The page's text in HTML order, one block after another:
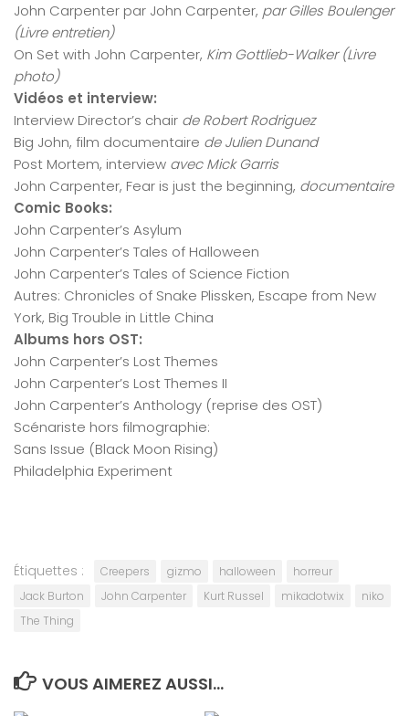
John Carpenter par John Carpenter, par Gilles Boulenger
(Livre entretien)
On Set with John Carpenter, Kim Gottlieb-Walker (Livre
photo)
Vidéos et interview:
Interview Director’s chair de Robert Rodriguez
Big John, film documentaire de Julien Dunand
Post Mortem, interview avec Mick Garris
John Carpenter, Fear is just the beginning, documentaire
Comic Books:
John Carpenter’s Asylum
John Carpenter’s Tales of Halloween
John Carpenter’s Tales of Science Fiction
Autres: Chronicles of Snake Plissken, Escape from New
York, Big Trouble in Little China
Albums hors OST:
John Carpenter’s Lost Themes
John Carpenter’s Lost Themes II
John Carpenter’s Anthology (reprise des OST)
Scénariste hors filmographie:
Sans Issue (Black Moon Rising)
Philadelphia Experiment
Étiquettes : Creepers gizmo halloween
horreur
Jack Burton
John Carpenter Kurt Russel mikadotwix
niko
The Thing
VOUS AIMEREZ AUSSI...